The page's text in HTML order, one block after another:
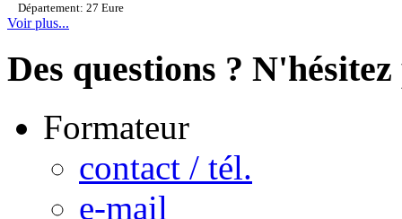
Département: 27 Eure
Voir plus...
Des questions ?
Formateur
contact / tél.
e-mail